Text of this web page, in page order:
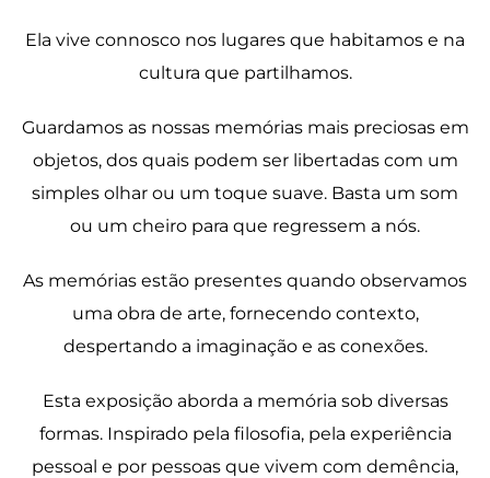
Ela vive connosco nos lugares que habitamos e na
cultura que partilhamos.
Guardamos as nossas memórias mais preciosas em
objetos, dos quais podem ser libertadas com um
simples olhar ou um toque suave. Basta um som
ou um cheiro para que regressem a nós.
As memórias estão presentes quando observamos
uma obra de arte, fornecendo contexto,
despertando a imaginação e as conexões.
Esta exposição aborda a memória sob diversas
formas. Inspirado pela filosofia, pela experiência
pessoal e por pessoas que vivem com demência,